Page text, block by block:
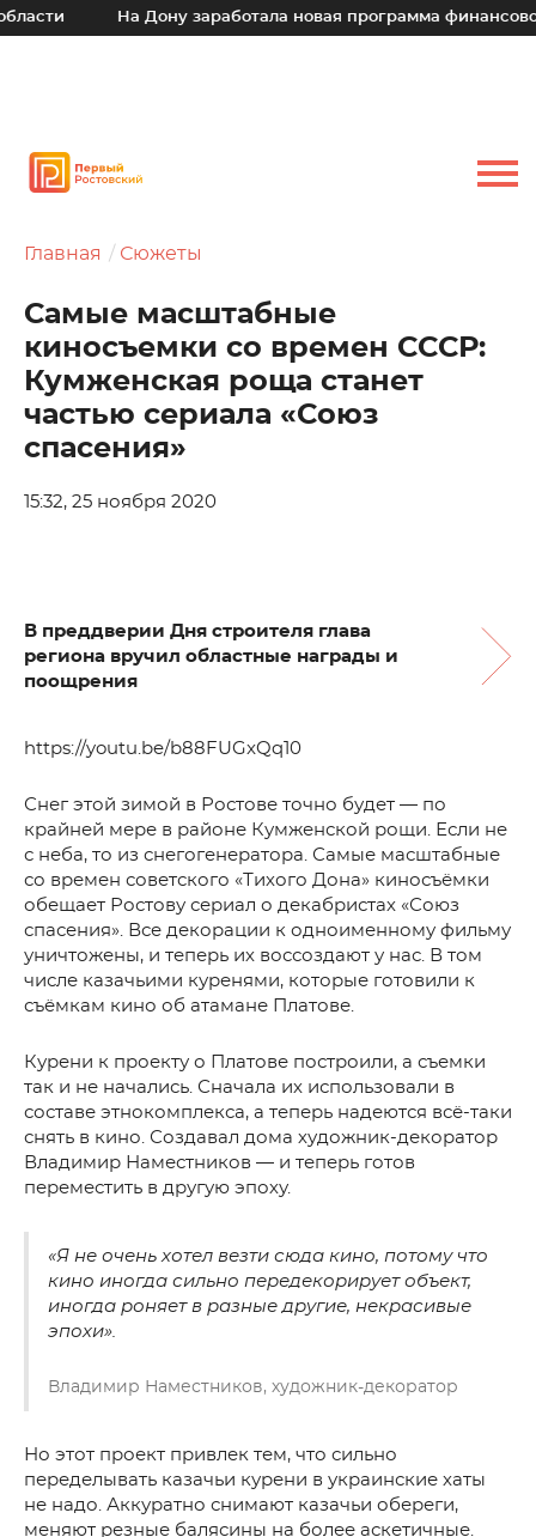
На Дону заработала новая программа финансовой
Главная Сюжеты
Самые масштабные
киносъемки со времен СССР:
Кумженская роща станет
частью сериала «Союз
спасения»
15:32, 25 ноября 2020
В преддверии Дня строителя глава
региона вручил областные награды и
поощрения
https://youtu.be/b88FUGxQq10
Снег этой зимой в Ростове точно будет — по
крайней мере в районе Кумженской рощи. Если не
с неба, то из снегогенератора. Самые масштабные
со времен советского «Тихого Дона» киносъёмки
обещает Ростову сериал о декабристах «Союз
спасения». Все декорации к одноименному фильму
уничтожены, и теперь их воссоздают у нас. В том
числе казачьими куренями, которые готовили к
съёмкам кино об атамане Платове.
Курени к проекту о Платове построили, а съемки
так и не начались. Сначала их использовали в
составе этнокомплекса, а теперь надеются всё-таки
снять в кино. Создавал дома художник-декоратор
Владимир Наместников — и теперь готов
переместить в другую эпоху.
«Я не очень хотел везти сюда кино, потому что
кино иногда сильно передекорирует объект,
иногда роняет в разные другие, некрасивые
эпохи».
Владимир Наместников, художник-декоратор
Но этот проект привлек тем, что сильно
переделывать казачьи курени в украинские хаты
не надо. Аккуратно снимают казачьи обереги,
меняют резные балясины на более аскетичные.